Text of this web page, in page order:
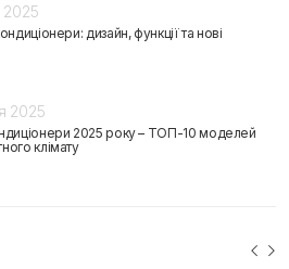
2025
дизайн, функції та нові
2025
2025 року – ТОП-10 моделей
клімату